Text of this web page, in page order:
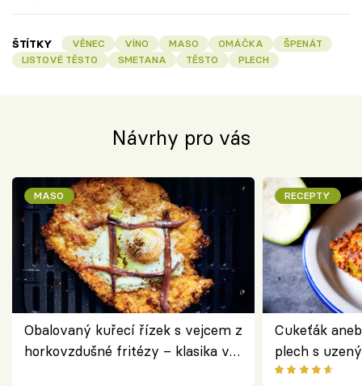
ŠTÍTKY VĚNEC VÍNO MASO OMÁČKA
ŠPENÁT
LISTOVÉ TĚSTO
SMETANA TĚSTO PLECH
Návrhy pro vás
MASO
Obalovaný kuřecí řízek s vejcem z
horkovzdušné fritézy – klasika v
RECEPTY
Cukeťák
plech s
způsob, jak